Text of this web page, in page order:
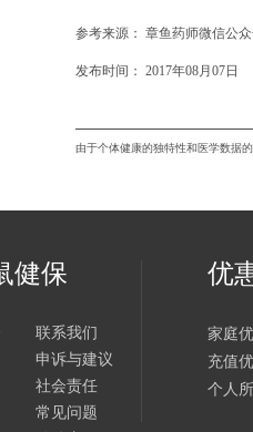
健保
联系我们
申诉与建议
社会责任
常见问题
优
家庭
充值
个人